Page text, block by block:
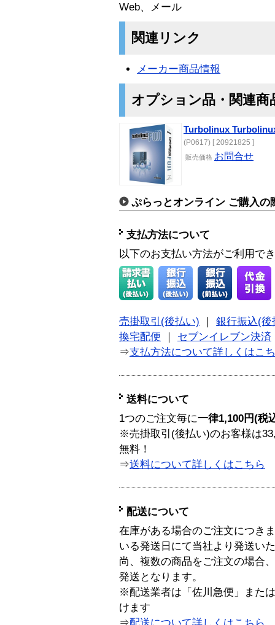
Web、メール
関連リンク
メーカー商品情報
オプション品・関連商
Turbolinux
(P0617) [ 20921825 ]
販売価格 お問合せ
ぷらっとオンライン ご購入の
支払方法について
以下のお支払い方法がご利用で
売掛取引(後払い)
銀行振込(後
換宅配便
セブンイレブン決済
⇒支払方法について詳しくはこ
送料について
1つのご注文毎に一律1,100円(税
※売掛取引(後払い)のお客様は
無料！
⇒送料について詳しくはこちら
配送について
在庫がある場合のご注文につき
いる発送日にて当社より発送い
尚、複数の商品をご注文の場合
発送となります。
※配送業者は「佐川急便」また
けます